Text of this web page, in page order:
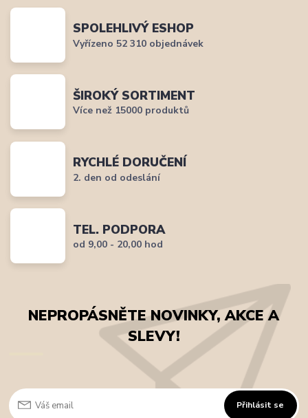
SPOLEHLIVÝ ESHOP
Vyřízeno 52 310 objednávek
ŠIROKÝ SORTIMENT
Více než 15000 produktů
RYCHLÉ DORUČENÍ
2. den od odeslání
TEL. PODPORA
od 9,00 - 20,00 hod
NEPROPÁSNĚTE NOVINKY, AKCE A
SLEVY!
Přihlásit se